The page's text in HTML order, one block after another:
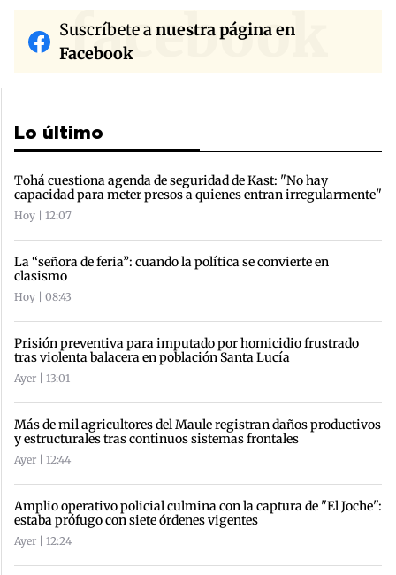
facebook
Suscríbete anuestra página en
Facebook
Lo último
Tohá cuestiona agenda de seguridad de Kast: "No hay
capacidad para meter presos a quienes entran irregularmente"
Hoy | 12:07
La “señora de feria”: cuando la política se convierte en
clasismo
Hoy | 08:43
Prisión preventiva para imputado por homicidio frustrado
tras violenta balacera en población Santa Lucía
Ayer | 13:01
Más de mil agricultores del Maule registran daños productivos
y estructurales tras continuos sistemas frontales
Ayer | 12:44
Amplio operativo policial culmina con la captura de "El Joche":
estaba prófugo con siete órdenes vigentes
Ayer | 12:24